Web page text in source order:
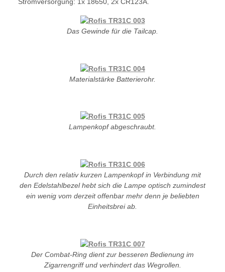
Das Gewinde für die Tailcap.
Materialstärke Batterierohr.
Lampenkopf abgeschraubt.
Durch den relativ kurzen Lampenkopf in Verbindung mit
den Edelstahlbezel hebt sich die Lampe optisch zumindest
ein wenig vom derzeit offenbar mehr denn je beliebten
Einheitsbrei ab.
Der Combat-Ring dient zur besseren Bedienung im
Zigarrengriff und verhindert das Wegrollen.